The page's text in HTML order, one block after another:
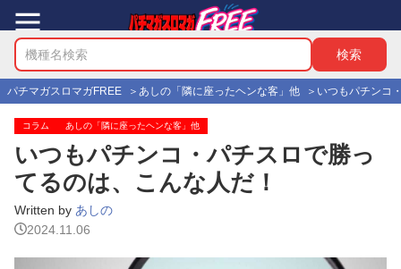
パチマガスロマガFREE あしの「隣に座ったヘンな客」他 いつもパチンコ
コラム あしの「隣に座ったヘンな客」他
いつもパチンコ・パチスロで勝っ
てるのは、こんな人だ！
Written by あしの
2024.11.06